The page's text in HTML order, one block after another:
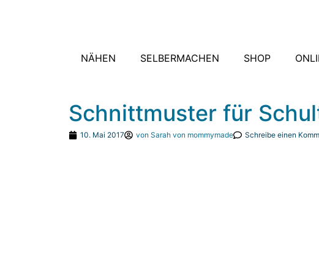
NÄHEN SELBERMACHEN SHOP
Schnittmuster für
10. Mai 2017 von Sarah von mommymade Schreibe einen